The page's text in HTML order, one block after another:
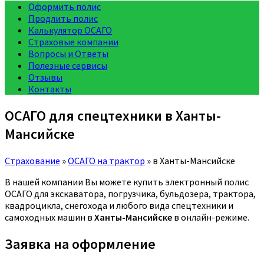
Оформить полис
Продлить полис
Калькулятор ОСАГО
Страховые компании
Вопросы и Ответы
Полезные сервисы
Отзывы
Контакты
ОСАГО для спецтехники в Ханты-
Мансийске
Страхование »ОСАГО на трактор » в Ханты-Мансийске
В нашей компании Вы можете купить электронный полис
ОСАГО для экскаватора, погрузчика, бульдозера, трактора,
квадроцикла, снегохода и любого вида спецтехники и
самоходных машин в Ханты-Мансийске в онлайн-режиме.
Заявка на оформление